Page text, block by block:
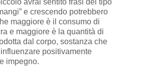
avrai sentito frasi del tipo
e crescendo potrebbero
maggiore è il consumo di
e maggiore è la quantità di
dal corpo, sostanza che
positivamente
impegno.